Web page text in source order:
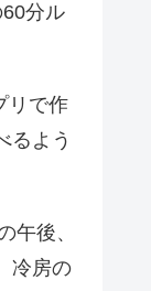
分ル
リで作
るよう
午後、
冷房の